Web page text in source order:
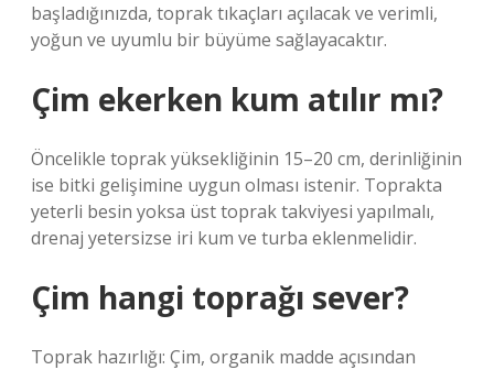
başladığınızda, toprak tıkaçları açılacak ve verimli,
yoğun ve uyumlu bir büyüme sağlayacaktır.
Çim ekerken kum atılır mı?
Öncelikle toprak yüksekliğinin 15–20 cm, derinliğinin
ise bitki gelişimine uygun olması istenir. Toprakta
yeterli besin yoksa üst toprak takviyesi yapılmalı,
drenaj yetersizse iri kum ve turba eklenmelidir.
Çim hangi toprağı sever?
Toprak hazırlığı: Çim, organik madde açısından